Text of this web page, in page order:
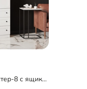
Книжный шкаф Лестер-8 с ящиками